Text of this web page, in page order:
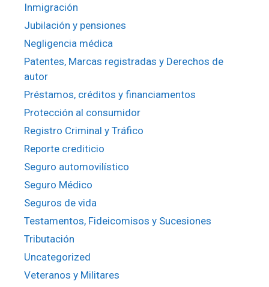
Inmigración
Jubilación y pensiones
Negligencia médica
Patentes, Marcas registradas y Derechos de
autor
Préstamos, créditos y financiamentos
Protección al consumidor
Registro Criminal y Tráfico
Reporte crediticio
Seguro automovilístico
Seguro Médico
Seguros de vida
Testamentos, Fideicomisos y Sucesiones
Tributación
Uncategorized
Veteranos y Militares